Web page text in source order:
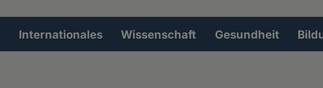
Volltextsuche
Internationales Wissenschaft Gesundheit